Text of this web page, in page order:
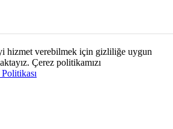
hizmet verebilmek için gizliliğe uygun
Çerez politikamızı